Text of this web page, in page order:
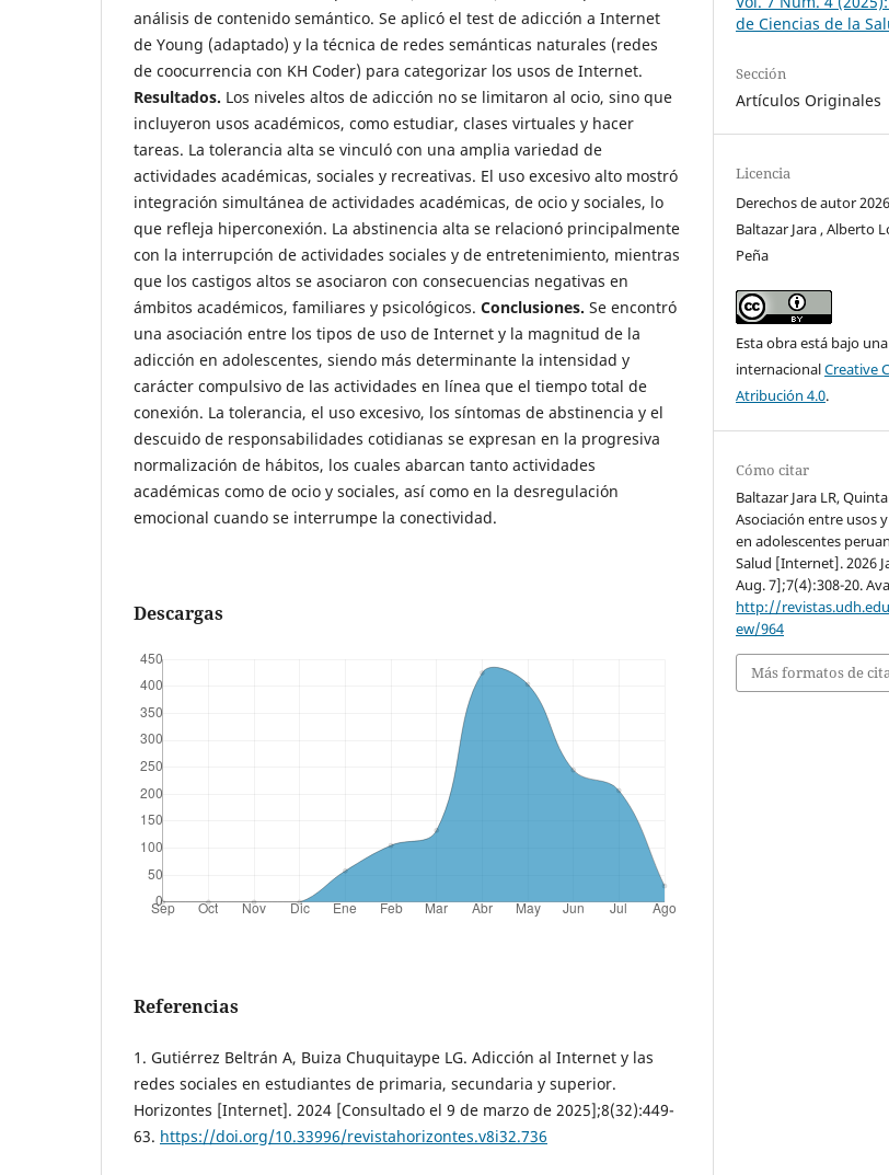
análisis de contenido semántico. Se aplicó el test de adicción a Internet
de Young (adaptado) y la técnica de redes semánticas naturales (redes
de coocurrencia con KH Coder) para categorizar los usos de Internet.
Resultados. Los niveles altos de adicción no se limitaron al ocio, sino que
incluyeron usos académicos, como estudiar, clases virtuales y hacer
tareas. La tolerancia alta se vinculó con una amplia variedad de
actividades académicas, sociales y recreativas. El uso excesivo alto mostró
integración simultánea de actividades académicas, de ocio y sociales, lo
que refleja hiperconexión. La abstinencia alta se relacionó principalmente
con la interrupción de actividades sociales y de entretenimiento, mientras
que los castigos altos se asociaron con consecuencias negativas en
ámbitos académicos, familiares y psicológicos. Conclusiones. Se encontró
una asociación entre los tipos de uso de Internet y la magnitud de la
adicción en adolescentes, siendo más determinante la intensidad y
carácter compulsivo de las actividades en línea que el tiempo total de
conexión. La tolerancia, el uso excesivo, los síntomas de abstinencia y el
descuido de responsabilidades cotidianas se expresan en la progresiva
normalización de hábitos, los cuales abarcan tanto actividades
académicas como de ocio y sociales, así como en la desregulación
emocional cuando se interrumpe la conectividad.
Descargas
Referencias
1. Gutiérrez Beltrán A, Buiza Chuquitaype LG. Adicción al Internet y las
redes sociales en estudiantes de primaria, secundaria y superior.
Horizontes [Internet]. 2024 [Consultado el 9 de marzo de 2025];8(32):449-
63. https://doi.org/10.33996/revistahorizontes.v8i32.736
de Ciencias de la
Sección
Artículos Originales
Licencia
Derechos de autor
Baltazar Jara , Alberto
Peña
Esta obra está bajo
internacionalCreative
Atribución 4.0.
Cómo citar
Baltazar Jara LR,
Asociación entre usos
en adolescentes
Salud [Internet]. 2026
Aug. 7];7(4):308-20.
http://
ew/964
Más formatos de